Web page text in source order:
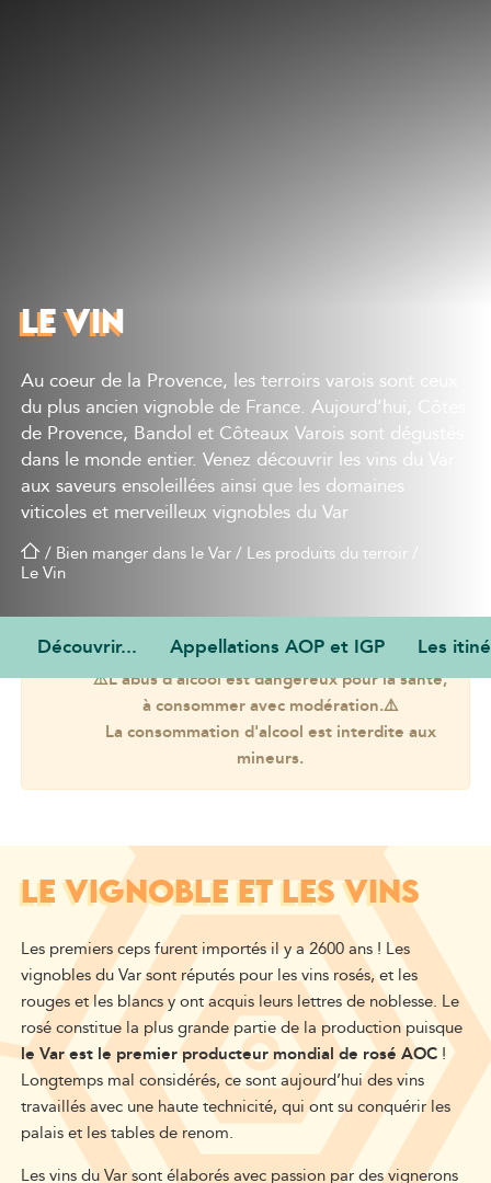
LE VIN
Au coeur de la Provence, les terroirs varois sont ceux
du plus ancien vignoble de France. Aujourd’hui, Côtes
de Provence, Bandol et Côteaux Varois sont dégustés
dans le monde entier. Venez découvrir les vins du Var
aux saveurs ensoleillées ainsi que les domaines
viticoles et merveilleux vignobles du Var
/ Bien manger dans le Var/ Les produits du terroir/
Le Vin
Découvrir... Appellations AOP et IGP Les
⚠️L'abus d'alcool est dangereux pour la santé,
à consommer avec modération.⚠️
La consommation d'alcool est interdite aux
mineurs.
LE VIGNOBLE ET LES VINS
Les premiers ceps furent importés il y a 2600 ans ! Les
vignobles du Var sont réputés pour les vins rosés, et les
rouges et les blancs y ont acquis leurs lettres de noblesse. Le
rosé constitue la plus grande partie de la production puisque
le Var est le premier producteur mondial de rosé AOC!
Longtemps mal considérés, ce sont aujourd’hui des vins
travaillés avec une haute technicité, qui ont su conquérir les
palais et les tables de renom.
Les vinsdu Var sontélaborés avec passion par des vignerons